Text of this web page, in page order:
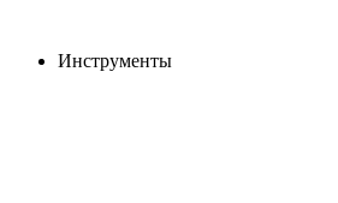
Инструменты